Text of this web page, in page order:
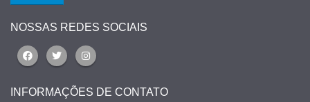
NOSSAS REDES SOCIAIS
INFORMAÇÕES DE CONTATO